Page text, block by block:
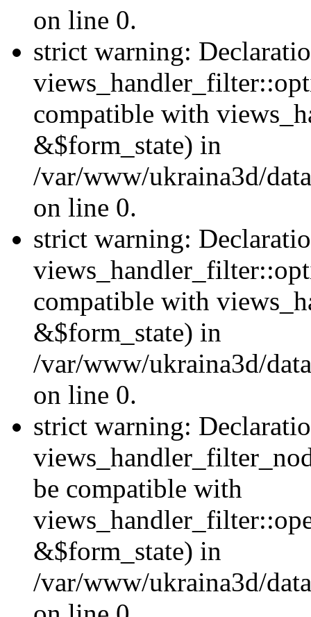
on line 0.
strict warning:
compatible with
&$form_state) in
/var/www/ukraina3d/
on line 0.
strict warning:
compatible with
&$form_state) in
/var/www/ukraina3d/
on line 0.
strict warning:
be compatible with
&$form_state) in
/var/www/ukraina3d/